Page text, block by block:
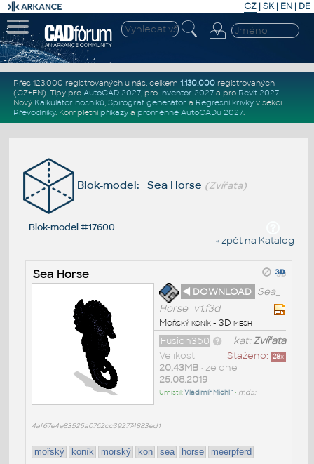
CZ | SK| EN | DE
Přes 123.000 registrovaných u nás, celkem 1.130.000registrovaných
(CZ+EN). Tipy pro AutoCAD 2027, pro Inventor 2027a pro Revit 2027.
Nový Kalkulátor nosníků, Spirograf generátor a Regresní křivkyv sekci
Převodníky. Kompletní příkazya proměnné AutoCADu 2027.
Blok-model: Sea Horse (Zvířata)
Blok-model #17600
« zpět na Katalog
Sea Horse
◄ DOWNLOAD Sea_
Horse_v1.f3d
Mořský koník - 3D mesh
kat:Zvířata
Fusion360
Staženo: 28x
Velikost
20,43MB• ze dne
25.08.2019
Umístil:Vladimír Michl^ • md5:
4af67e4e83525a0762cc392774883ed1
mořský koník morský kon sea horse meerpferd